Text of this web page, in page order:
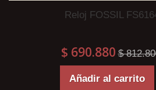
Reloj FOSSIL
$ 690.880 $
Añadir al carrito